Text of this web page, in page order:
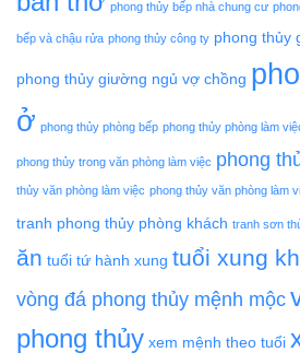
phong thủy bếp nhà chung cư
bếp và chậu rửa phong thủy công ty phong thủy
phong thủy giường ngủ vợ chồng
ở phong thủy phòng bếp phong thủy phòng làm
phong thủy trong văn phòng làm việc phong
thủy văn phòng làm việc phong thủy văn phòng làm
tranh phong thủy phòng khách tranh sơn
ăn tuổi tứ hành xung tuổi xung
vòng đá phong thủy mệnh mộc
phong thủy xem mệnh theo tuổi